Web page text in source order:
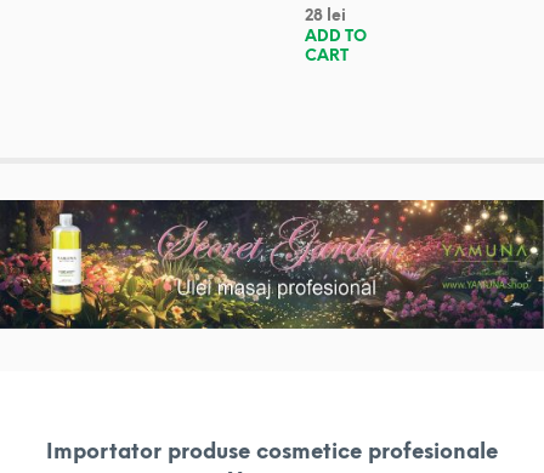
28 lei
ADD TO
CART
Importator produse cosmetice profesionale